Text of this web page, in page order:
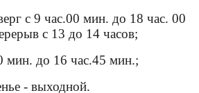
с 9 час.00 мин. до 18 час. 00
с 13 до 14 часов;
мин. до 16 час.45 мин.;
- выходной.